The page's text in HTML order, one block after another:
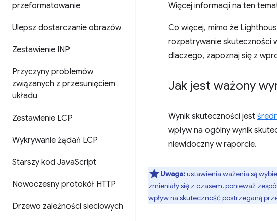
przeformatowanie
Ulepsz dostarczanie obrazów
Zestawienie INP
Przyczyny problemów
związanych z przesunięciem
układu
Zestawienie LCP
Wykrywanie żądań LCP
Starszy kod JavaScript
Nowoczesny protokół HTTP
Drzewo zależności sieciowych
Więcej informacji na ten
Co więcej, mimo że
rozpatrywanie skuteczności
dlaczego, zapoznaj się z
Jak jest ważony
Wynik skuteczności jest
wpływ na ogólny wynik
niewidoczny w raporcie.
Uwaga:ustawienia ważenia są
zmieniały się z czasem, ponieważ
wpływ na skuteczność postrzeganą